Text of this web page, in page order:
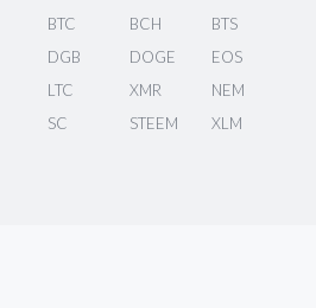
BTC BCH
BTS
DGB DOGE
EOS
LTC XMR
NEM
SC STEEM
XLM